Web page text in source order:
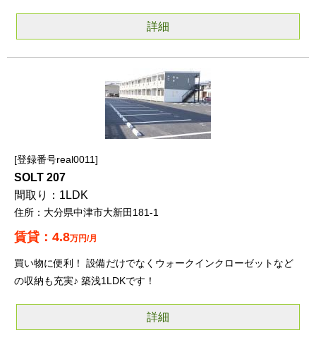
詳細
登録番号real0011
SOLT 207
1LDK
大分県中津市大新田181-1
4.8万円/月
買い物に便利！ 設備だけでなくウォークインクローゼットなど
の収納も充実♪ 築浅1LDKです！
詳細